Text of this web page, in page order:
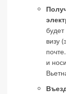
визу
и